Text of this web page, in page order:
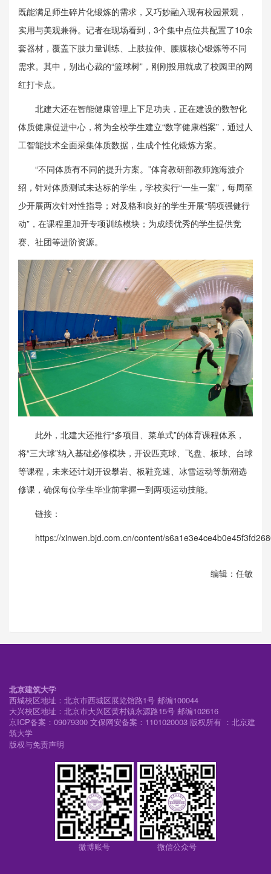
既能满足师生碎片化锻炼的需求，又巧妙融入现有校园景观，
实用与美观兼得。记者在现场看到，3个集中点位共配置了10余
套器材，覆盖下肢力量训练、上肢拉伸、腰腹核心锻炼等不同
需求。其中，别出心裁的“篮球树”，刚刚投用就成了校园里的网
红打卡点。
北建大还在智能健康管理上下足功夫，正在建设的数智化
体质健康促进中心，将为全校学生建立“数字健康档案”，通过人
工智能技术全面采集体质数据，生成个性化锻炼方案。
“不同体质有不同的提升方案。”体育教研部教师施海波介
绍，针对体质测试未达标的学生，学校实行“一生一案”，每周至
少开展两次针对性指导；对及格和良好的学生开展“弱项强健行
动”，在课程里加开专项训练模块；为成绩优秀的学生提供竞
赛、社团等进阶资源。
此外，北建大还推行“多项目、菜单式”的体育课程体系，
将“三大球”纳入基础必修模块，开设匹克球、飞盘、板球、台球
等课程，未来还计划开设攀岩、板鞋竞速、冰雪运动等新潮选
修课，确保每位学生毕业前掌握一到两项运动技能。
链接：
https://xinwen.bjd.com.cn/content/
编辑：任敏
北京建筑大学
西城校区地址：北京市西城区展览馆路1号 邮编100044
大兴校区地址：北京市大兴区黄村镇永源路15号 邮编102616
京ICP备案：09079300 文保网安备案：1101020003 版权所有 ：北京建
筑大学
版权与免责声明
微博账号 微信公众号